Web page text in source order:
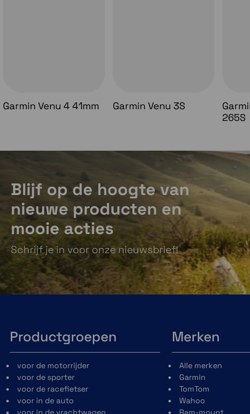
Garmin Venu 4 41mm Garmin Venu 3S
265S
Blijf op de hoogte van
nieuwe producten en
mooie acties
Schrijf je in voor onze nieuwsbrief!
Productgroepen
voor de motorrijder
voor de sporter
voor de racefietser
voor in de auto
Merken
Alle merken
Garmin
TomTom
Wahoo